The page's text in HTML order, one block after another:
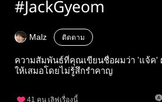
#JackGyeom
Malz ติดตาม
ความสัมพันธ์ที่คุณเขียนชื่อผมว่า 'แจ้ค' ผมจะคอยแก้เป็น 'แจ็ค*'
ให้เสมอโดยไม่รู้สึกรำคาญ
41 คน เลิฟเรื่องนี้